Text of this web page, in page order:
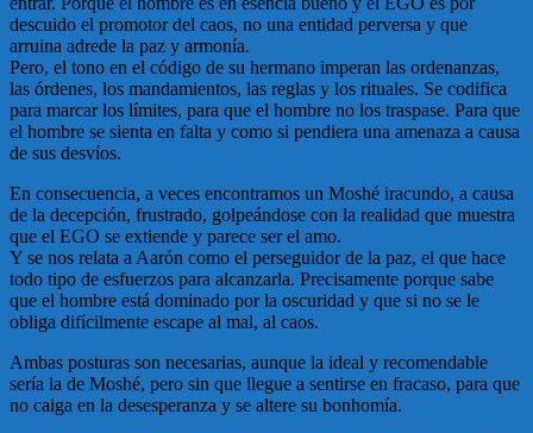
descuido el promotor del caos, no una entidad perversa y que
arruina adrede la paz y armonía.
Pero, el tono en el código de su hermano imperan las ordenanzas,
las órdenes, los mandamientos, las reglas y los rituales. Se codifica
para marcar los límites, para que el hombre no los traspase. Para que
el hombre se sienta en falta y como si pendiera una amenaza a causa
de sus desvíos.
En consecuencia, a veces encontramos un Moshé iracundo, a causa
de la decepción, frustrado, golpeándose con la realidad que muestra
que el EGO se extiende y parece ser el amo.
Y se nos relata a Aarón como el perseguidor de la paz, el que hace
todo tipo de esfuerzos para alcanzarla. Precisamente porque sabe
que el hombre está dominado por la oscuridad y que si no se le
obliga difícilmente escape al mal, al caos.
Ambas posturas son necesarias, aunque la ideal y recomendable
sería la de Moshé, pero sin que llegue a sentirse en fracaso, para que
no caiga en la desesperanza y se altere su bonhomía.